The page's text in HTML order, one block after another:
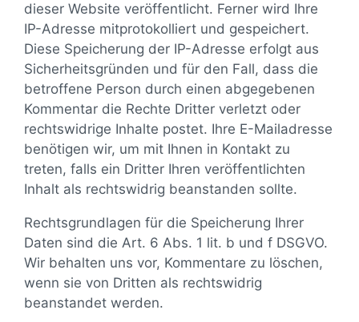
dieser Website veröffentlicht. Ferner wird Ihre
IP-Adresse mitprotokolliert und gespeichert.
Diese Speicherung der IP-Adresse erfolgt aus
Sicherheitsgründen und für den Fall, dass die
betroffene Person durch einen abgegebenen
Kommentar die Rechte Dritter verletzt oder
rechtswidrige Inhalte postet. Ihre E-Mailadresse
benötigen wir, um mit Ihnen in Kontakt zu
treten, falls ein Dritter Ihren veröffentlichten
Inhalt als rechtswidrig beanstanden sollte.
Rechtsgrundlagen für die Speicherung Ihrer
Daten sind die Art. 6 Abs. 1 lit. b und f DSGVO.
Wir behalten uns vor, Kommentare zu löschen,
wenn sie von Dritten als rechtswidrig
beanstandet werden.